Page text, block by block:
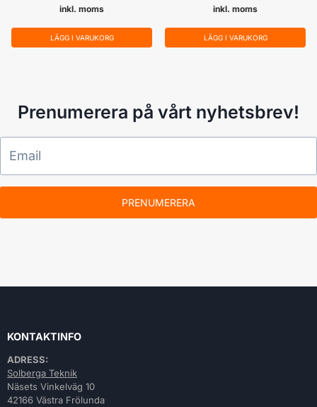
inkl. moms
LÄGG I VARUKORG
inkl. moms
LÄGG I VARUKORG
Prenumerera på vårt nyhetsbrev!
PRENUMERERA
KONTAKTINFO
ADRESS:
Solberga Teknik
Näsets Vinkelväg 10
42166 Västra Frölunda